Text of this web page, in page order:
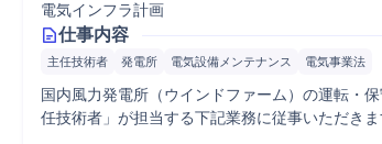
電気インフラ計画
仕事内容
主任技術者 発電所 電気設備メンテナンス 電気事業法
国内風力発電所（ウインドファーム）の運転・
任技術者」が担当する下記業務に従事いただきま